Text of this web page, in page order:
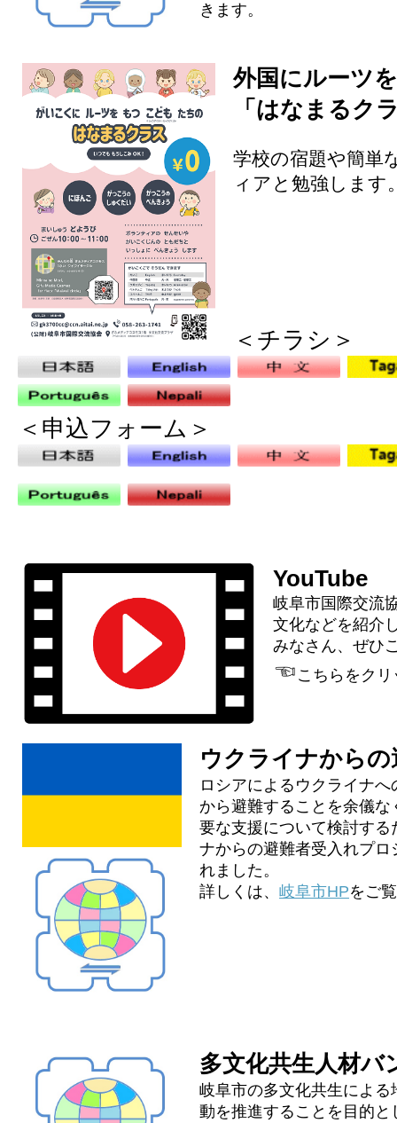
きます。
外国にルーツ
「はなまるク
学校の宿題や簡単
ィアと勉強します
＜チラシ＞
＜申込フォーム＞
YouTube
岐阜市国際交流
文化などを紹介
みなさん、ぜひ
☜ こちらをクリ
ウクライナから
ロシアによるウクライナ
から避難することを余儀
要な支援について検討す
ナからの避難者受入れプ
れました。
詳しくは、 岐阜市HPをご
多文化共生人材バ
岐阜市の多文化共生によ
動を推進することを目的